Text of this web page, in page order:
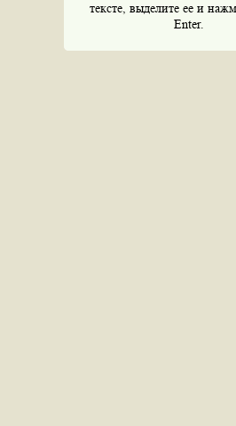
тексте, выделите ее и
Enter.